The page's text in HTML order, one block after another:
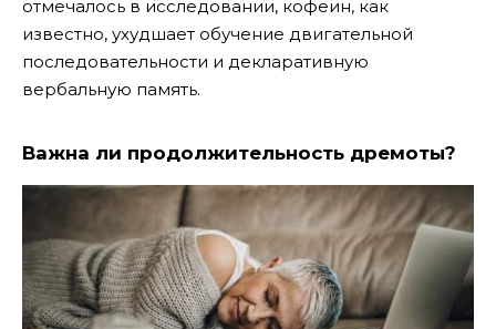
отмечалось в исследовании, кофеин, как
известно, ухудшает обучение двигательной
последовательности и декларативную
вербальную память.
Важна ли продолжительность дремоты?